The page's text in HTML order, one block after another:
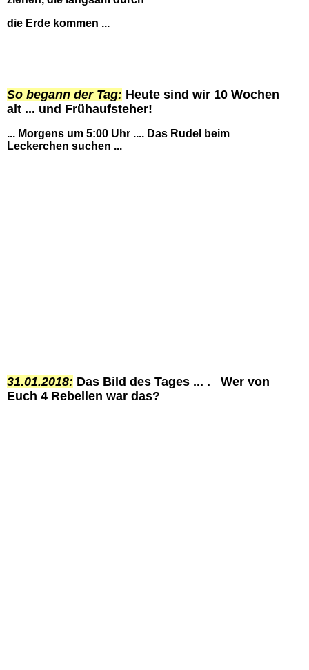
die Erde kommen ...
So begann der Tag: Heute sind wir 10 Wochen
alt ... und Frühaufsteher!
... Morgens um 5:00 Uhr .... Das Rudel beim
Leckerchen suchen ...
31.01.2018: Das Bild des Tages ... . Wer von
Euch 4 Rebellen war das?